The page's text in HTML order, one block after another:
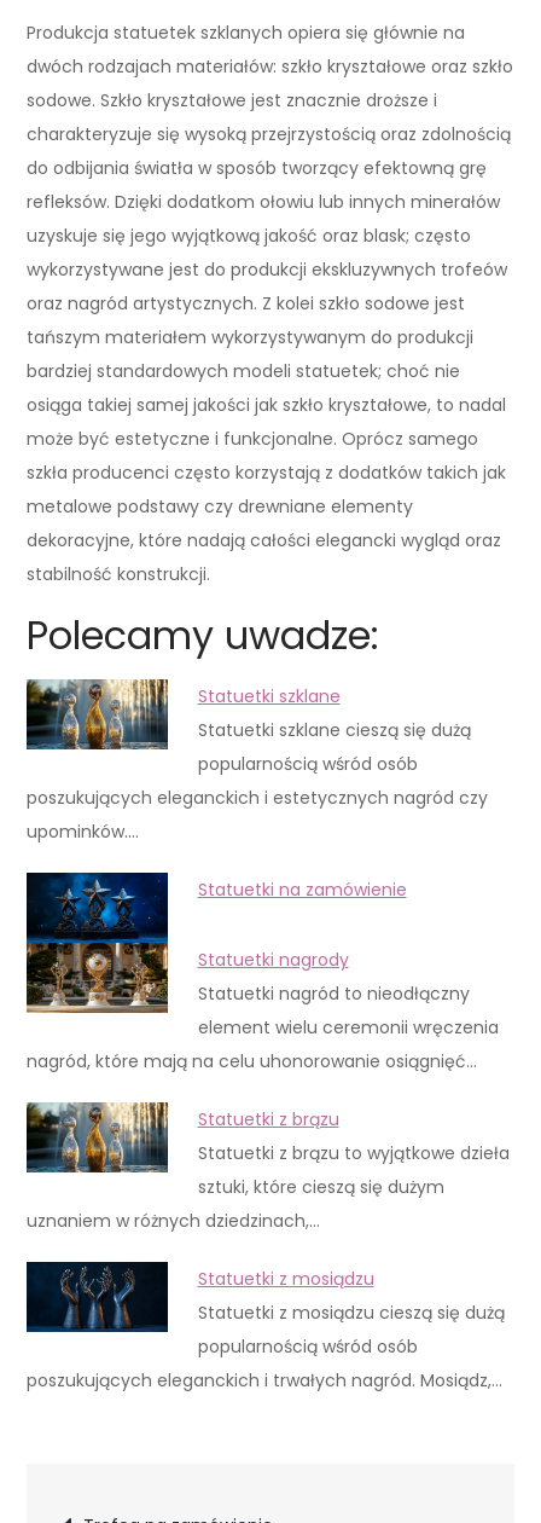
Produkcja statuetek szklanych opiera się głównie na
dwóch rodzajach materiałów: szkło kryształowe oraz szkło
sodowe. Szkło kryształowe jest znacznie droższe i
charakteryzuje się wysoką przejrzystością oraz zdolnością
do odbijania światła w sposób tworzący efektowną grę
refleksów. Dzięki dodatkom ołowiu lub innych minerałów
uzyskuje się jego wyjątkową jakość oraz blask; często
wykorzystywane jest do produkcji ekskluzywnych trofeów
oraz nagród artystycznych. Z kolei szkło sodowe jest
tańszym materiałem wykorzystywanym do produkcji
bardziej standardowych modeli statuetek; choć nie
osiąga takiej samej jakości jak szkło kryształowe, to nadal
może być estetyczne i funkcjonalne. Oprócz samego
szkła producenci często korzystają z dodatków takich jak
metalowe podstawy czy drewniane elementy
dekoracyjne, które nadają całości elegancki wygląd oraz
stabilność konstrukcji.
Polecamy uwadze:
Statuetki szklane
Statuetki szklane cieszą się dużą
popularnością wśród osób
poszukujących eleganckich i estetycznych nagród czy
upominków.…
Statuetki na zamówienie
Statuetki nagrody
Statuetki nagród to nieodłączny
element wielu ceremonii wręczenia
nagród, które mają na celu uhonorowanie osiągnięć…
Statuetki z brązu
Statuetki z brązu to wyjątkowe dzieła
sztuki, które cieszą się dużym
uznaniem w różnych dziedzinach,…
Statuetki z mosiądzu
Statuetki z mosiądzu cieszą się dużą
popularnością wśród osób
poszukujących eleganckich i trwałych nagród. Mosiądz,…